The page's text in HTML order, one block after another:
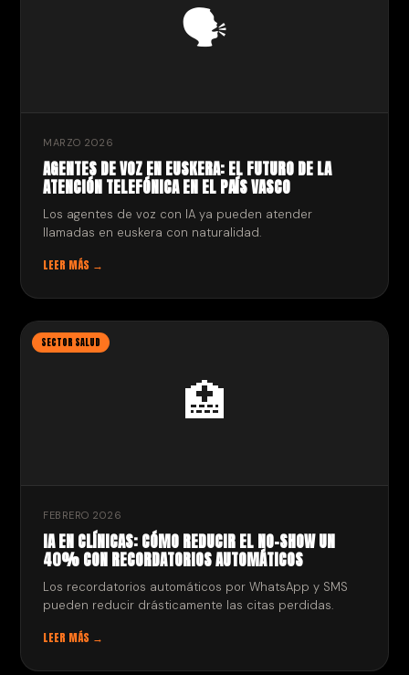
🗣️
MARZO 2026
AGENTES DE VOZ EN EUSKERA: EL FUTURO DE LA
ATENCIÓN TELEFÓNICA EN EL PAÍS VASCO
Los agentes de voz con IA ya pueden atender
llamadas en euskera con naturalidad.
LEER MÁS →
🏥
SECTOR SALUD
FEBRERO 2026
IA EN CLÍNICAS: CÓMO REDUCIR EL NO-SHOW UN
40% CON RECORDATORIOS AUTOMÁTICOS
Los recordatorios automáticos por WhatsApp y SMS
pueden reducir drásticamente las citas perdidas.
LEER MÁS →